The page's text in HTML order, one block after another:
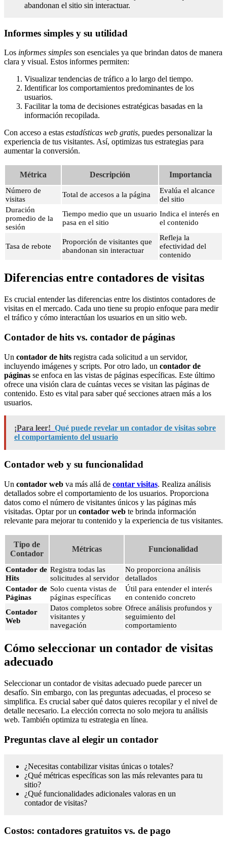
abandonan el sitio sin interactuar.
Informes simples y su utilidad
Los informes simples son esenciales ya que brindan datos de manera
clara y visual. Estos informes permiten:
Visualizar tendencias de tráfico a lo largo del tiempo.
Identificar los comportamientos predominantes de los
usuarios.
Facilitar la toma de decisiones estratégicas basadas en la
información recopilada.
Con acceso a estas estadísticas web gratis, puedes personalizar la
experiencia de tus visitantes. Así, optimizas tus estrategias para
aumentar la conversión.
Métrica Descripción Importancia
Número de
visitas
Total de accesos a la página
Evalúa el alcance
del sitio
Duración
promedio de la
sesión
Tiempo medio que un usuario
pasa en el sitio
Indica el interés en
el contenido
Tasa de rebote
Proporción de visitantes que
abandonan sin interactuar
Refleja la
efectividad del
contenido
Diferencias entre contadores de visitas
Es crucial entender las diferencias entre los distintos contadores de
visitas en el mercado. Cada uno tiene su propio enfoque para medir
el tráfico y cómo interactúan los usuarios en un sitio web.
Contador de hits vs. contador de páginas
Un contador de hits registra cada solicitud a un servidor,
incluyendo imágenes y scripts. Por otro lado, un contador de
páginas se enfoca en las vistas de páginas específicas. Este último
ofrece una visión clara de cuántas veces se visitan las páginas de
contenido. Esto es vital para saber qué secciones atraen más a los
usuarios.
¡Para leer! Qué puede revelar un contador de visitas sobre
el comportamiento del usuario
Contador web y su funcionalidad
Un contador web va más allá de contar visitas. Realiza análisis
detallados sobre el comportamiento de los usuarios. Proporciona
datos como el número de visitantes únicos y las páginas más
visitadas. Optar por un contador web te brinda información
relevante para mejorar tu contenido y la experiencia de tus visitantes.
Tipo de
Contador
Métricas Funcionalidad
Contador de
Hits
Registra todas las
solicitudes al servidor
No proporciona análisis
detallados
Contador de
Páginas
Solo cuenta vistas de
páginas específicas
Útil para entender el interés
en contenido concreto
Contador
Web
Datos completos sobre
visitantes y
navegación
Ofrece análisis profundos y
seguimiento del
comportamiento
Cómo seleccionar un contador de visitas
adecuado
Seleccionar un contador de visitas adecuado puede parecer un
desafío. Sin embargo, con las preguntas adecuadas, el proceso se
simplifica. Es crucial saber qué datos quieres recopilar y el nivel de
detalle necesario. La elección correcta no solo mejora tu análisis
web. También optimiza tu estrategia en línea.
Preguntas clave al elegir un contador
¿Necesitas contabilizar visitas únicas o totales?
¿Qué métricas específicas son las más relevantes para tu
sitio?
¿Qué funcionalidades adicionales valoras en un
contador de visitas?
Costos: contadores gratuitos vs. de pago